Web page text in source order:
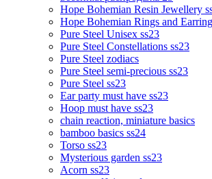
Hope Bohemian Resin Jewellery
Hope Bohemian Rings and
Pure Steel Unisex ss23
Pure Steel Constellations ss23
Pure Steel zodiacs
Pure Steel semi-precious ss23
Pure Steel ss23
Ear party must have ss23
Hoop must have ss23
chain reaction, miniature basics
bamboo basics ss24
Torso ss23
Mysterious garden ss23
Acorn ss23